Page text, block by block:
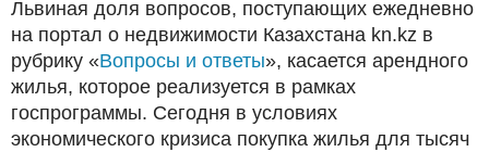
Львиная доля вопросов, поступающих ежедневно
на портал о недвижимости Казахстана kn.kz в
рубрику «Вопросы и ответы», касается арендного
жилья, которое реализуется в рамках
госпрограммы. Сегодня в условиях
экономического кризиса покупка жилья для тысяч